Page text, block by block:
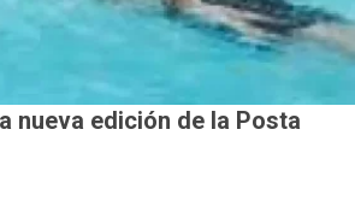
nueva edición de la Posta